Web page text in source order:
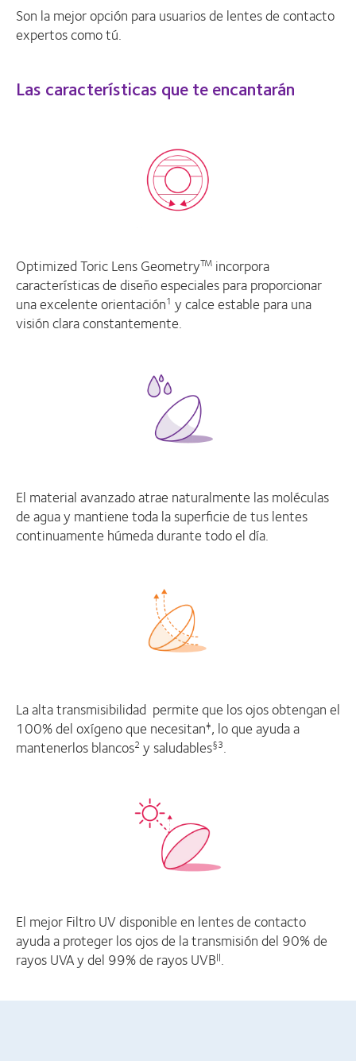
Son la mejor opción para usuarios de lentes de contacto
expertos como tú.
Las características que te encantarán
Optimized Toric Lens GeometryTM incorpora
características de diseño especiales para proporcionar
una excelente orientación1 y calce estable para una
visión clara constantemente.
El material avanzado atrae naturalmente las moléculas
de agua y mantiene toda la superficie de tus lentes
continuamente húmeda durante todo el día.
La alta transmisibilidad permite que los ojos obtengan el
100% del oxígeno que necesitan‡, lo que ayuda a
mantenerlos blancos2 y saludables§3.
El mejor Filtro UV disponible en lentes de contacto
ayuda a proteger los ojos de la transmisión del 90% de
rayos UVA y del 99% de rayos UVB||.